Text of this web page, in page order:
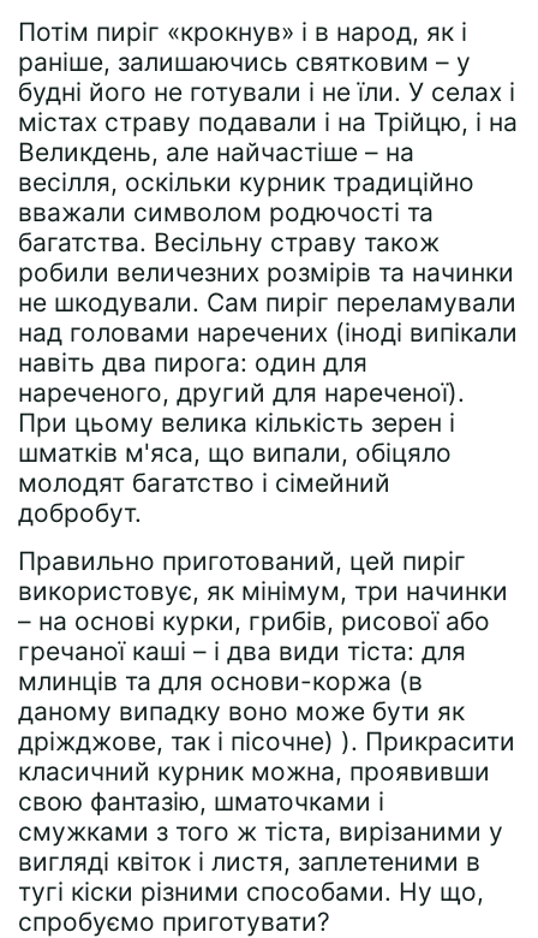
Потім пиріг «крокнув» і в народ, як і
раніше, залишаючись святковим – у
будні його не готували і не їли. У селах і
містах страву подавали і на Трійцю, і на
Великдень, але найчастіше – на
весілля, оскільки курник традиційно
вважали символом родючості та
багатства. Весільну страву також
робили величезних розмірів та начинки
не шкодували. Сам пиріг переламували
над головами наречених (іноді випікали
навіть два пирога: один для
нареченого, другий для нареченої).
При цьому велика кількість зерен і
шматків м'яса, що випали, обіцяло
молодят багатство і сімейний
добробут.
Правильно приготований, цей пиріг
використовує, як мінімум, три начинки
– на основі курки, грибів, рисової або
гречаної каші – і два види тіста: для
млинців та для основи-коржа (в
даному випадку воно може бути як
дріжджове, так і пісочне) ). Прикрасити
класичний курник можна, проявивши
свою фантазію, шматочками і
смужками з того ж тіста, вирізаними у
вигляді квіток і листя, заплетеними в
тугі кіски різними способами. Ну що,
спробуємо приготувати?